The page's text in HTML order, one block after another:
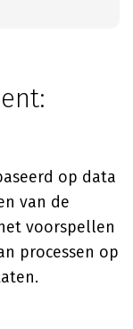
op data
van de
voorspellen
processen op